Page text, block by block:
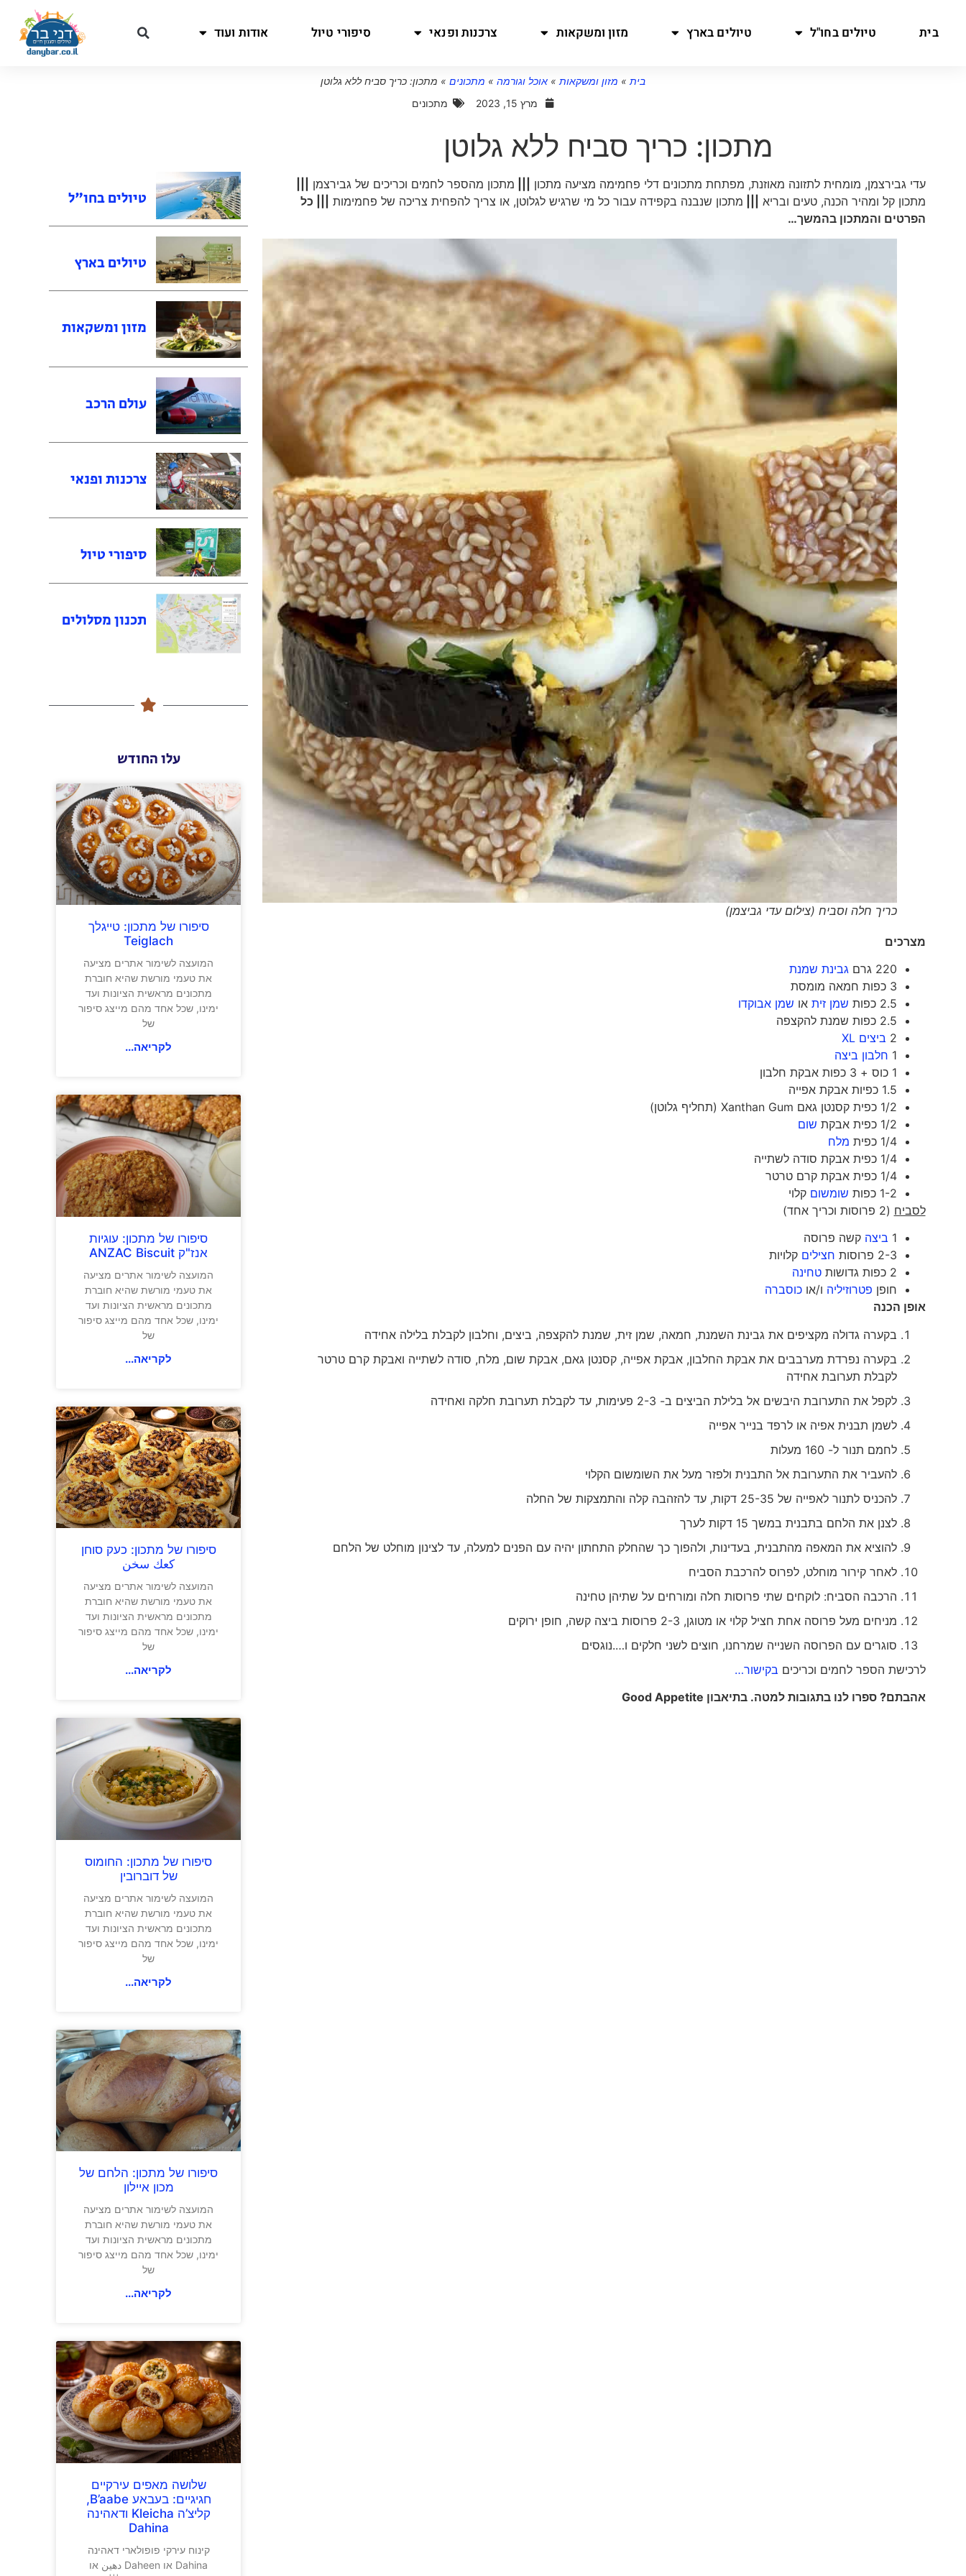
בית טיולים בחו"ל טיולים בארץ מזון ומשקאות צרכנות ופנאי סיפורי טיול אודות ועוד
בית » מזון ומשקאות » אוכל וגורמה » מתכונים » מתכון: כריך סביח ללא גלוטן
מרץ 15, 2023
מתכונים
מתכון: כריך סביח ללא גלוטן
עדי גבירצמן, מומחית לתזונה מאוזנת, מפתחת מתכונים דלי פחמימה מציעה מתכון מתכון מהספר לחמים וכריכים של גבירצמן
מתכון קל ומהיר הכנה, טעים ובריא
מתכון שנבנה בקפידה עבור כל מי שרגיש לגלוטן, או צריך להפחית צריכה של פחמימות
||| כל
הפרטים והמתכון בהמשך…
כריך חלה וסביח (צילום עדי גביצמן)
מצרכים
220 גרם
גבינת שמנת
3 כפות חמאה מומסת
2.5 כפות
שמן זית או שמן אבוקדו
2.5 כפות שמנת להקצפה
2 ביצים XL
1 חלבון ביצה
1 כוס + 3 כפות אבקת חלבון
1.5 כפיות אבקת אפייה
1/2 כפית קסנטן גאם Xanthan Gum (תחליף גלוטן)
1/2 כפית אבקת
שום
1/4 כפית
מלח
1/4 כפית אבקת סודה לשתייה
1/4 כפית אבקת קרם טרטר
1-2 כפות
שומשום קלוי
לסביח (2 פרוסות וכריך אחד)
1 ביצה קשה פרוסה
2-3 פרוסות
חצילים קלויות
2 כפות גדושות
טחינה
חופן פטרוזיליה ו/אוכוסברה
אופן הכנה
בקערה גדולה מקציפים את גבינת השמנת, חמאה, שמן זית, שמנת להקצפה, ביצים, וחלבון לקבלת בלילה אחידה
בקערה נפרדת מערבבים את אבקת החלבון, אבקת אפייה, קסנטן גאם, אבקת שום, מלח, סודה לשתייה ואבקת קרם טרטר
לקבלת תערובת אחידה
לקפל את התערובת היבשים אל בלילת הביצים ב- 2-3 פעימות, עד לקבלת תערובת חלקה ואחידה
לשמן תבנית אפיה או לרפד בנייר אפייה
לחמם תנור ל- 160 מעלות
להעביר את התערובת אל התבנית ולפזר מעל את השומשום הקלוי
להכניס לתנור לאפייה של 25-35 דקות, עד להזהבה קלה והתמצקות של החלה
לצנן את הלחם בתבנית במשך 15 דקות לערך
להוציא את המאפה מהתבנית, בעדינות, ולהפוך כך שהחלק התחתון יהיה עם הפנים למעלה, עד לצינון מוחלט של הלחם
לאחר קירור מוחלט, לפרוס להרכבת הסביח
הרכבה הסביח: לוקחים שתי פרוסות חלה ומורחים על שתיהן טחינה
מניחים מעל פרוסה אחת חציל קלוי או מטוגן, 2-3 פרוסות ביצה קשה, חופן ירוקים
סוגרים עם הפרוסה השנייה שמרחנו, חוצים לשני חלקים ו….נוגסים
לרכישת הספר לחמים וכריכים בקישור…
אהבתם? ספרו לנו בתגובות למטה. בתיאבון Good Appetite
טיולים בחו"ל
טיולים בארץ
מזון ומשקאות
עולם הרכב
צרכנות ופנאי
סיפורי טיול
תכנון מסלולים
עלו החודש
סיפורו של מתכון: טייגלך
Teiglach
המועצה לשימור אתרים מציעה
את טעמי מורשת שהיא חוברת
מתכונים מראשית הציונות ועד
ימינו, שכל אחד מהם מייצג סיפור
של
לקריאה...
סיפורו של מתכון: עוגיות
אנז"ק ANZAC Biscuit
המועצה לשימור אתרים מציעה
את טעמי מורשת שהיא חוברת
מתכונים מראשית הציונות ועד
ימינו, שכל אחד מהם מייצג סיפור
של
לקריאה...
סיפורו של מתכון: כעק סוחן
كعك سخن
המועצה לשימור אתרים מציעה
את טעמי מורשת שהיא חוברת
מתכונים מראשית הציונות ועד
ימינו, שכל אחד מהם מייצג סיפור
של
לקריאה...
סיפורו של מתכון: החומוס
של דוברובין
המועצה לשימור אתרים מציעה
את טעמי מורשת שהיא חוברת
מתכונים מראשית הציונות ועד
ימינו, שכל אחד מהם מייצג סיפור
של
לקריאה...
סיפורו של מתכון: הלחם של
מכון איילון
המועצה לשימור אתרים מציעה
את טעמי מורשת שהיא חוברת
מתכונים מראשית הציונות ועד
ימינו, שכל אחד מהם מייצג סיפור
של
לקריאה...
שלושה מאפים עירקיים
חגיגיים: בעבאע B’aabe,
קליצ’ה Kleicha ודאהינה
Dahina
קינוח עירקי פופולארי דאהינה
Dahina או Daheen دهين או